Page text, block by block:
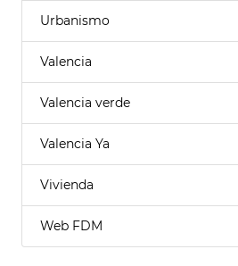
Urbanismo
Valencia
Valencia verde
Valencia Ya
Vivienda
Web FDM